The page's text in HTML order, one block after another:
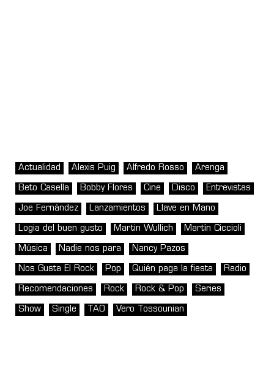
Actualidad Alexis Puig Alfredo Rosso Arenga
Beto Casella Bobby Flores Cine Disco Entrevistas
Joe Fernández Lanzamientos Llave en Mano
Logia del buen gusto Martin Wullich Martín Ciccioli
Música Nadie nos para Nancy Pazos
Nos Gusta El Rock Pop Quién paga la fiesta Radio
Recomendaciones Rock Rock & Pop Series
Show Single TAO Vero Tossounian